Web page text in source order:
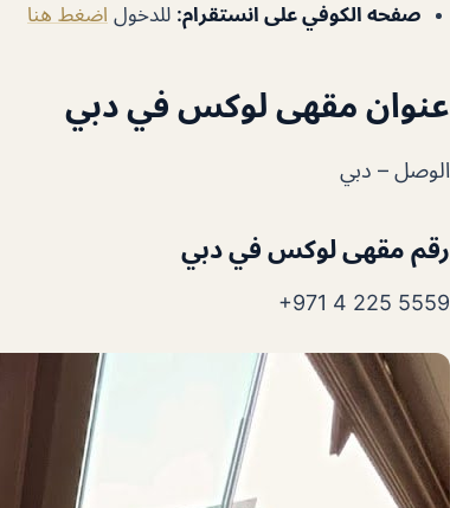
صفحه الكوفي على انستقرام: للدخول اضغط هنا
عنوان مقهى لوكس في دبي
الوصل‎ – دبي
رقم مقهى لوكس في دبي